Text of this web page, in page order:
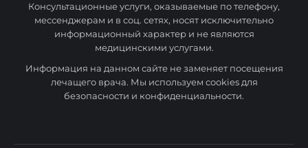
Консультационные услуги, оказываемые по телефону,
мессенджерам и в соц. сетях, носят исключительно
информационный характер и не являются
медицинскими услугами.
Информация на данном сайте не заменяет посещения
лечащего врача. Мы используем cookies для
безопасности и конфиденциальности.